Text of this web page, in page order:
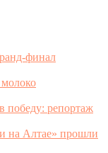
финал
победу: репортаж
на Алтае» прошли